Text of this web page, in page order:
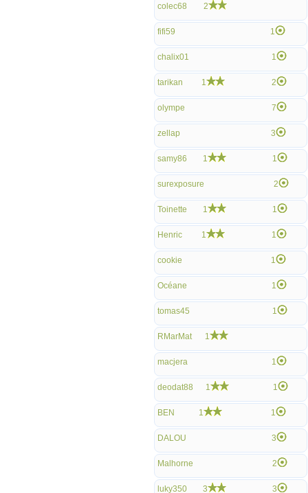
colec68 2
fifi59 1
chalix01 1
tarikan 1 2
olympe 7
zellap 3
samy86 1 1
surexposure 2
Toinette 1 1
Henric 1 1
cookie 1
Océane 1
tomas45 1
RMarMat 1
macjera 1
deodat88 1 1
BEN 1 1
DALOU 3
Malhorne 2
luky350 3 3